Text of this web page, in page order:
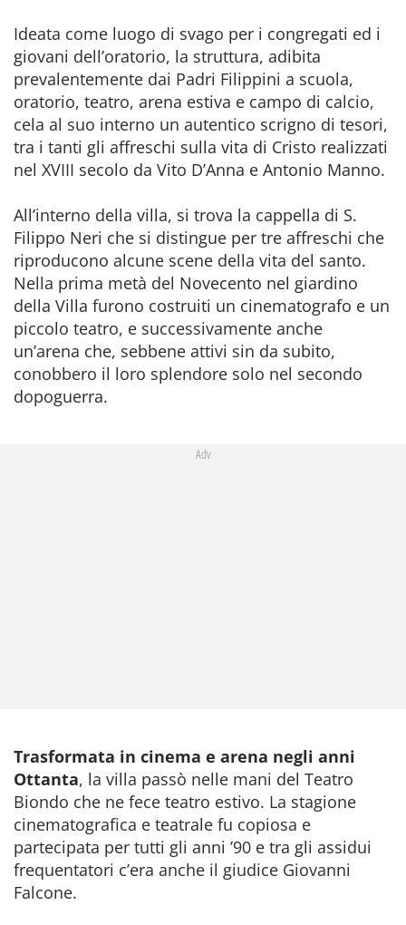
Ideata come luogo di svago per i congregati ed i
giovani dell’oratorio, la struttura, adibita
prevalentemente dai Padri Filippini a scuola,
oratorio, teatro, arena estiva e campo di calcio,
cela al suo interno un autentico scrigno di tesori,
tra i tanti gli affreschi sulla vita di Cristo realizzati
nel XVIII secolo da Vito D’Anna e Antonio Manno.
All’interno della villa, si trova la cappella di S.
Filippo Neri che si distingue per tre affreschi che
riproducono alcune scene della vita del santo.
Nella prima metà del Novecento nel giardino
della Villa furono costruiti un cinematografo e un
piccolo teatro, e successivamente anche
un’arena che, sebbene attivi sin da subito,
conobbero il loro splendore solo nel secondo
dopoguerra.
Adv
Trasformata in cinema e arena negli anni
Ottanta, la villa passò nelle mani del Teatro
Biondo che ne fece teatro estivo. La stagione
cinematografica e teatrale fu copiosa e
partecipata per tutti gli anni ’90 e tra gli assidui
frequentatori c’era anche il giudice Giovanni
Falcone.